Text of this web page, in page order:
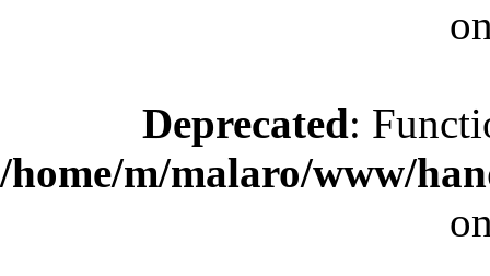
Deprecated:
/home/m/malaro/www/